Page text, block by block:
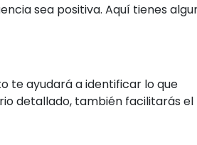
sea positiva. Aquí tienes
te ayudará a identificar lo que
detallado, también facilitarás el